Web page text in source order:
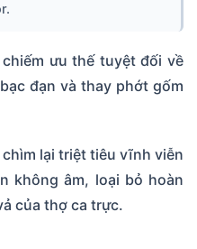
ưu thế tuyệt đối về
đạn và thay phớt gốm
lại triệt tiêu vĩnh viễn
không âm, loại bỏ hoàn
của thợ ca trực.